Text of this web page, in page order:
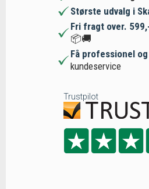
Største udvalg i
Fri fragt over.
📦🚚
Få professionel
kundeservice
Trustpilot